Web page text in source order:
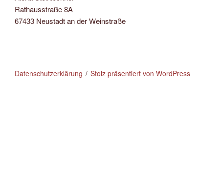
Rathausstraße 8A
67433 Neustadt an der Weinstraße
Datenschutzerklärung Stolz präsentiert von WordPress